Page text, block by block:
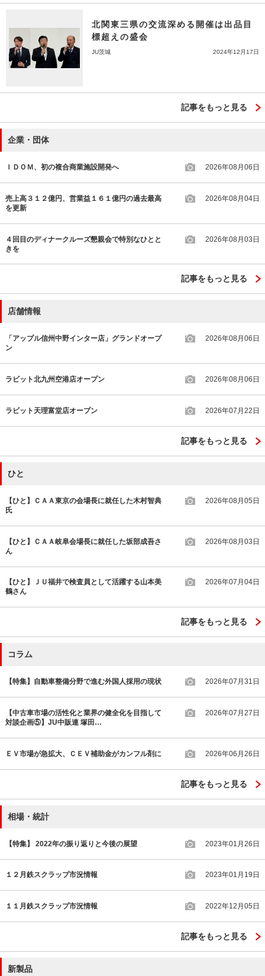
北関東三県の交流深める開催は出品目
標超えの盛会
JU茨城 2024年12月17日
記事をもっと見る
企業・団体
ＩＤＯＭ、初の複合商業施設開発へ 2026年08月06日
売上高３１２億円、営業益１６１億円の過去最高
を更新
2026年08月04日
４回目のディナークルーズ懇親会で特別なひとと
きを
2026年08月03日
記事をもっと見る
店舗情報
「アップル信州中野インター店」グランドオープ
ン
2026年08月06日
ラビット北九州空港店オープン 2026年08月06日
ラビット天理富堂店オープン 2026年07月22日
記事をもっと見る
ひと
【ひと】ＣＡＡ東京の会場長に就任した木村智典
氏
2026年08月05日
【ひと】ＣＡＡ岐阜会場長に就任した坂部成吾さ
ん
2026年08月03日
【ひと】ＪＵ福井で検査員として活躍する山本美
鶴さん
2026年07月04日
記事をもっと見る
コラム
【特集】自動車整備分野で進む外国人採用の現状 2026年07月31日
【中古車市場の活性化と業界の健全化を目指して
対談企画⑤】JU中販連 塚田…
2026年07月27日
ＥＶ市場が急拡大、ＣＥＶ補助金がカンフル剤に 2026年06月26日
記事をもっと見る
相場・統計
【特集】 2022年の振り返りと今後の展望 2023年01月26日
１２月鉄スクラップ市況情報 2023年01月19日
１１月鉄スクラップ市況情報 2022年12月05日
記事をもっと見る
新製品